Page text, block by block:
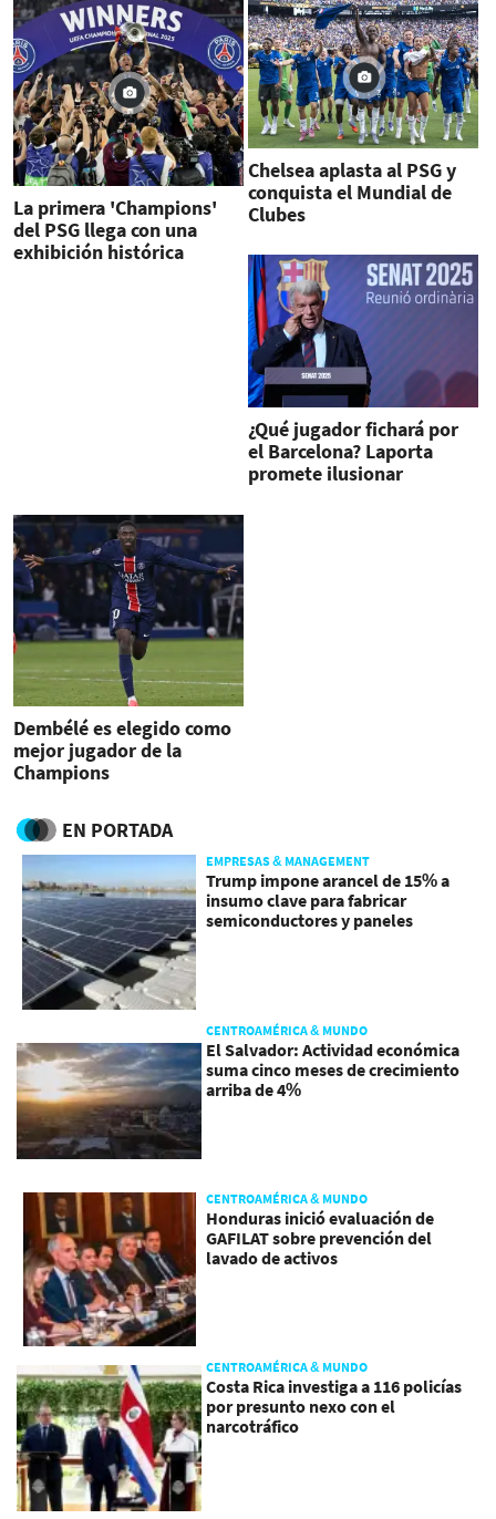
La primera 'Champions'
del PSG llega con una
exhibición histórica
Chelsea aplasta al PSG y
conquista el Mundial de
Clubes
¿Qué jugador fichará por
el Barcelona? Laporta
promete ilusionar
Dembélé es elegido como
mejor jugador de la
Champions
EN PORTADA
EMPRESAS & MANAGEMENT
Trump impone arancel de 15% a
insumo clave para fabricar
semiconductores y paneles
CENTROAMÉRICA & MUNDO
El Salvador: Actividad económica
suma cinco meses de crecimiento
arriba de 4%
CENTROAMÉRICA & MUNDO
Honduras inició evaluación de
GAFILAT sobre prevención del
lavado de activos
CENTROAMÉRICA & MUNDO
Costa Rica investiga a 116 policías
por presunto nexo con el
narcotráfico